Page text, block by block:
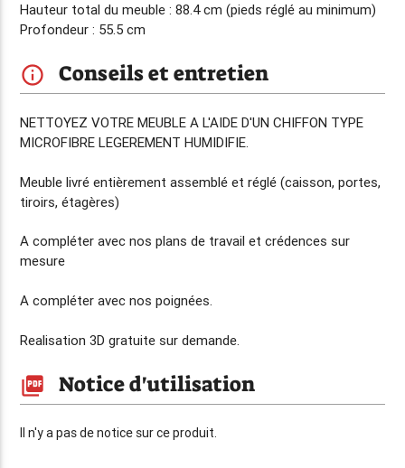
Hauteur total du meuble : 88.4 cm (pieds réglé au minimum)
Profondeur : 55.5 cm
info_outline Conseils et entretien
NETTOYEZ VOTRE MEUBLE A L'AIDE D'UN CHIFFON TYPE
MICROFIBRE LEGEREMENT HUMIDIFIE.
Meuble livré entièrement assemblé et réglé (caisson, portes,
tiroirs, étagères)
A compléter avec nos plans de travail et crédences sur
mesure
A compléter avec nos poignées.
Realisation 3D gratuite sur demande.
picture_as_pdf Notice d'utilisation
Il n'y a pas de notice sur ce produit.